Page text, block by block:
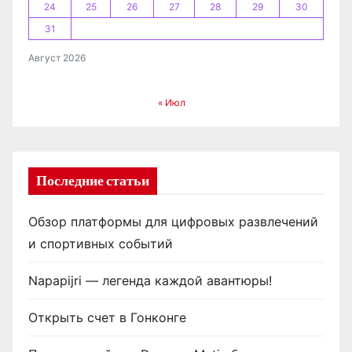
Август 2026
24
25 26 27 28 29
30
31
« Июл
Последние статьи
Обзор платформы для цифровых развлечений
и спортивных событий
Napapijri — легенда каждой авантюры!
Открыть счет в Гонконге